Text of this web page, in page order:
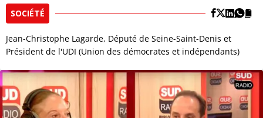
SOCIÉTÉ
Jean-Christophe Lagarde, Député de Seine-Saint-Denis et
Président de l'UDI (Union des démocrates et indépendants)